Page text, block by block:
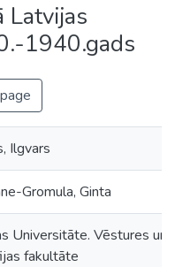
Latvijas
1940.gads
Ilgvars
Gromula, Ginta
Universitāte. Vēstures un
fakultāte